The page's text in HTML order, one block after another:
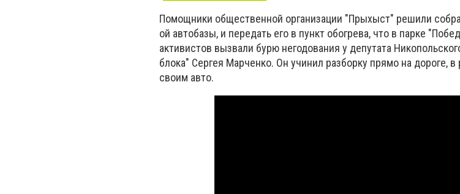
Помощники общественной организации "Прыхыст" решили
ой автобазы, и передать его в пункт обогрева, что в парке
активистов вызвали бурю негодования у депутата
блока" Сергея Марченко. Он учинил разборку прямо на дороге, в
своим авто.